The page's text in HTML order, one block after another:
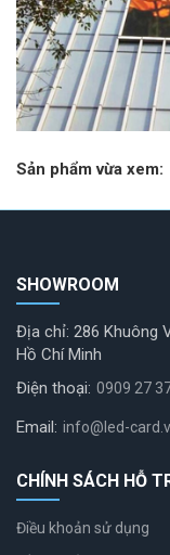
Sản phẩm vừa xem:
SHOWROOM
Địa chỉ: 286 Khuông
Hồ Chí Minh
Điện thoại: 0909 27
Email: info@led-
CHÍNH SÁCH HỖ
Điều khoản sử dụng